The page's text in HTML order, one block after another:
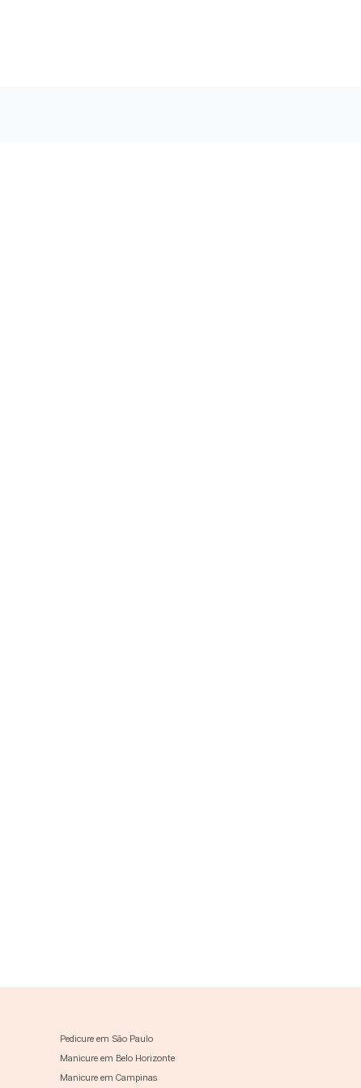
Pedicure em São Paulo
Manicure em Belo Horizonte
Manicure em Campinas